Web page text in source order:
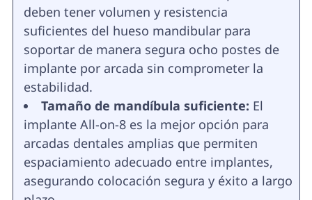
deben tener volumen y resistencia
suficientes del hueso mandibular para
soportar de manera segura ocho postes de
implante por arcada sin comprometer la
estabilidad.
Tamaño de mandíbula suficiente: El
implante All-on-8 es la mejor opción para
arcadas dentales amplias que permiten
espaciamiento adecuado entre implantes,
asegurando colocación segura y éxito a largo